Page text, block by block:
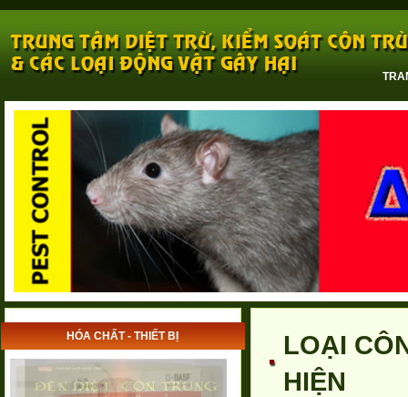
HÓA CHẤT - THIẾT BỊ
LOẠI
HIỆN